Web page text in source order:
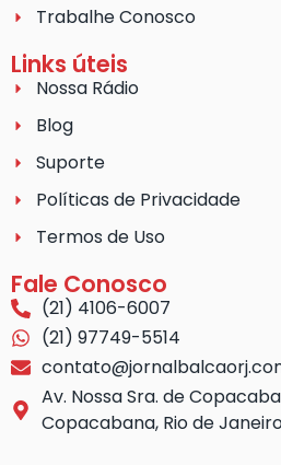
Trabalhe Conosco
Links úteis
Nossa Rádio
Blog
Suporte
Políticas de Privacidade
Termos de Uso
Fale Conosco
(21) 4106-6007
(21) 97749-5514
Av. Nossa Sra. de
Copacabana, Rio de